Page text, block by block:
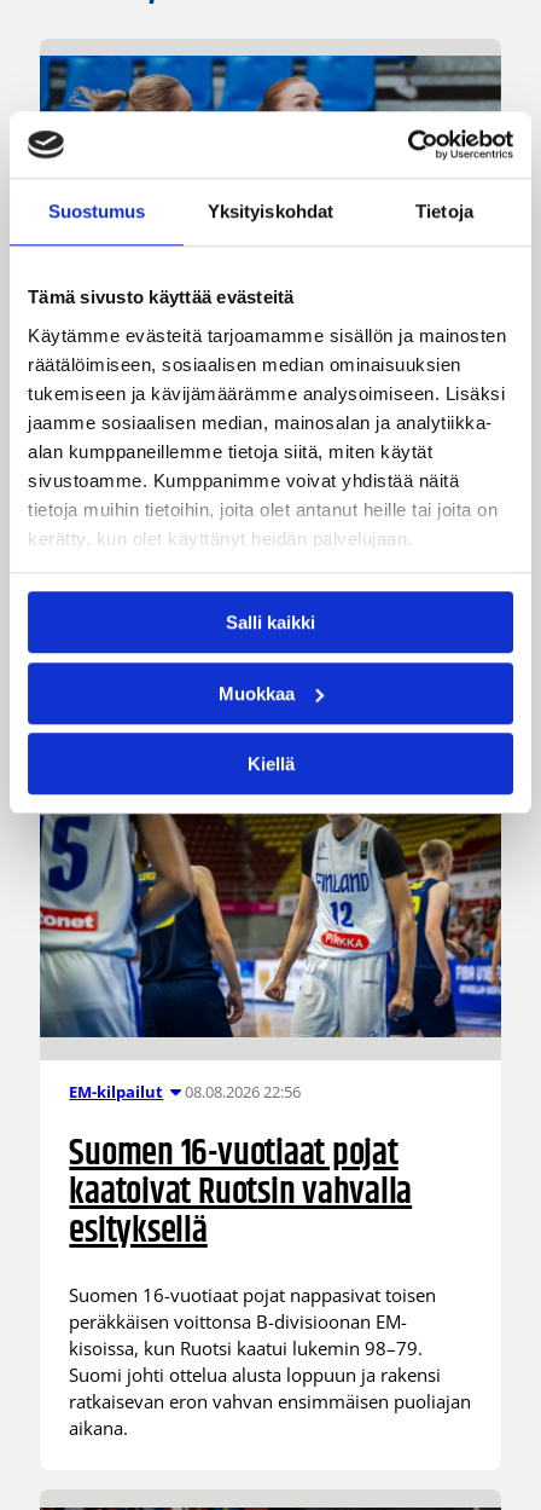
Suostumus Yksityiskohdat Tietoja
Tämä sivusto käyttää evästeitä
Käytämme evästeitä tarjoamamme sisällön ja mainosten
räätälöimiseen, sosiaalisen median ominaisuuksien
tukemiseen ja kävijämäärämme analysoimiseen. Lisäksi
jaamme sosiaalisen median, mainosalan ja analytiikka-
alan kumppaneillemme tietoja siitä, miten käytät
sivustoamme. Kumppanimme voivat yhdistää näitä
tietoja muihin tietoihin, joita olet antanut heille tai joita on
kerätty, kun olet käyttänyt heidän palvelujaan.
Salli kaikki
Muokkaa
Kiellä
3×3 08.08.2026 22:58
Suomea edustavat 3×3-
joukkueet aloittivat Nordic Cup
-urakkansa Kööpenhaminassa
Naisten joukkue nappasi avauspäivänä kaksi
voittoa neljästä ottelustaan, kun taas miesten
joukkue haastoi vastustajiaan tiukoissa
kamppailuissa, mutta jäi tällä kertaa ilman
voittoja.
EM-kilpailut 08.08.2026 22:56
Suomen 16-vuotiaat pojat
kaatoivat Ruotsin vahvalla
esityksellä
Suomen 16-vuotiaat pojat nappasivat toisen
peräkkäisen voittonsa B-divisioonan EM-
kisoissa, kun Ruotsi kaatui lukemin 98–79.
Suomi johti ottelua alusta loppuun ja rakensi
ratkaisevan eron vahvan ensimmäisen puoliajan
aikana.